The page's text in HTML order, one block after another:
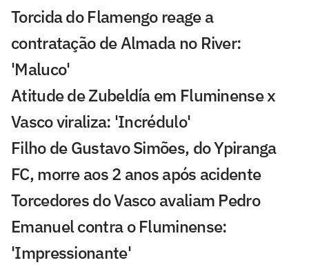
Torcida do Flamengo reage a
contratação de Almada no River:
'Maluco'
Atitude de Zubeldía em Fluminense x
Vasco viraliza: 'Incrédulo'
Filho de Gustavo Simões, do Ypiranga
FC, morre aos 2 anos após acidente
Torcedores do Vasco avaliam Pedro
Emanuel contra o Fluminense:
'Impressionante'